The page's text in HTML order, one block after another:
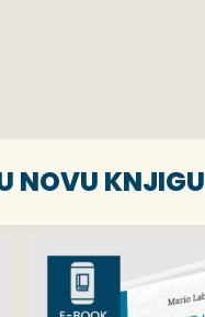
NOVU KNJIGU